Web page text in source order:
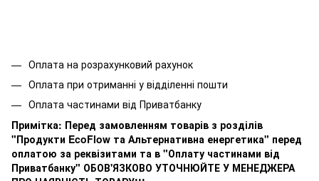
Оплата на розрахунковий рахунок
Оплата при отриманні у відділенні пошти
Оплата частинами від Приватбанку
Примітка: Перед замовленням товарів з розділів
"Продукти EcoFlow та Альтернативна енергетика" перед
оплатою за реквізитами та в "Оплату частинами від
Приватбанку" ОБОВ'ЯЗКОВО УТОЧНЮЙТЕ У МЕНЕДЖЕРА